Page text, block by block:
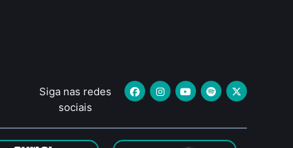
Siga nas redes
sociais